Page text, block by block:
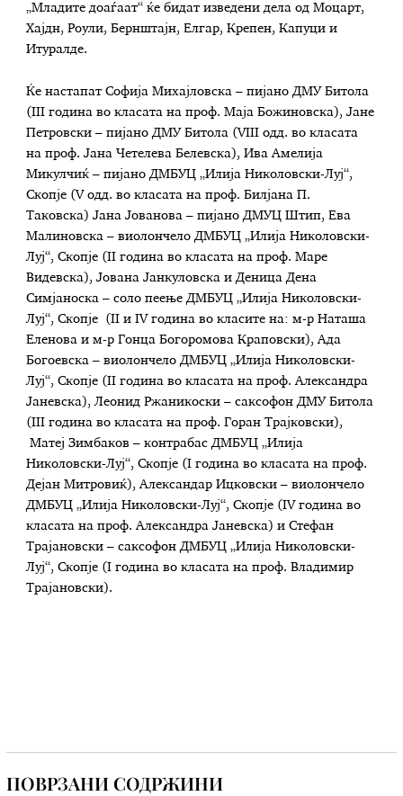
„Младите доаѓаат“ ќе бидат изведени дела од Моцарт,
Хајдн, Роули, Бернштајн, Елгар, Крепен, Капуци и
Итуралде.
Ќе настапат Софија Михајловска – пијано ДМУ Битола
(III година во класата на проф. Маја Божиновска), Јане
Петровски – пијано ДМУ Битола (VIII одд. во класата
на проф. Јана Четелева Белевска), Ива Амелија
Микулчиќ – пијано ДМБУЦ „Илија Николовски-Луј“,
Скопје (V одд. во класата на проф. Билјана П.
Таковска) Јана Јованова – пијано ДМУЦ Штип, Ева
Малиновска – виолончело ДМБУЦ „Илија Николовски-
Луј“, Скопје (II година во класата на проф. Маре
Видевска), Јована Јанкуловска и Деница Дена
Симјаноска – соло пеење ДМБУЦ „Илија Николовски-
Луј“, Скопје (II и IV година во класите на: м-р Наташа
Еленова и м-р Гонца Богоромова Краповски), Ада
Богоевска – виолончело ДМБУЦ „Илија Николовски-
Луј“, Скопје (II година во класата на проф. Александра
Јаневска), Леонид Ржаникоски – саксофон ДМУ Битола
(III година во класата на проф. Горан Трајковски),
Матеј Зимбаков – контрабас ДМБУЦ „Илија
Николовски-Луј“, Скопје (I година во класата на проф.
Дејан Митровиќ), Александар Ицковски – виолончело
ДМБУЦ „Илија Николовски-Луј“, Скопје (IV година во
класата на проф. Александра Јаневска) и Стефан
Трајановски – саксофон ДМБУЦ „Илија Николовски-
Луј“, Скопје (I година во класата на проф. Владимир
Трајановски).
ПОВРЗАНИ СОДРЖИНИ